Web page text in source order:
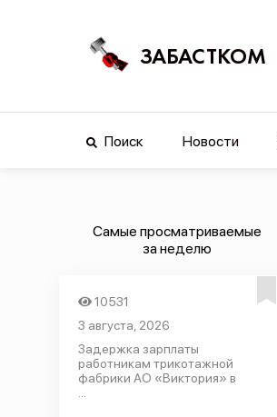
ЗАБАСТКОМ
Поиск Новости
Самые просматриваемые
за неделю
10531
3 августа, 2026
Задержка зарплаты
работникам трикотажной
фабрики АО «Виктория» в